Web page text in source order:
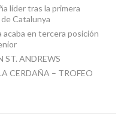
líder tras la primera
Catalunya
acaba en tercera posición
ST. ANDREWS
CERDAÑA – TROFEO